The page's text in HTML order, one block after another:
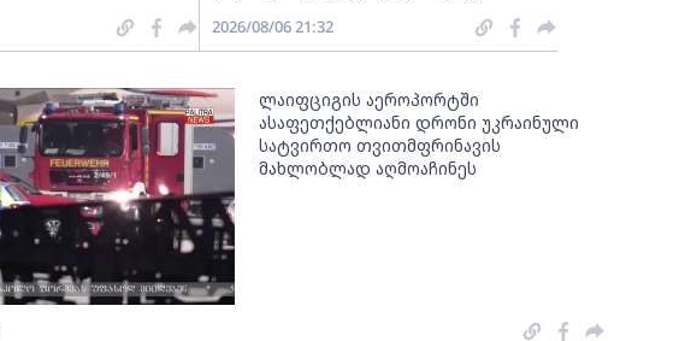
2026/08/06 21:32
ლაიფციგის აეროპორტში
ასაფეთქებლიანი დრონი უკრაინული
სატვირთო თვითმფრინავის
მახლობლად აღმოაჩინეს